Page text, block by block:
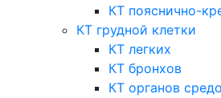
КТ пояснично-
КТ грудной клетки
КТ легких
КТ бронхов
КТ органов